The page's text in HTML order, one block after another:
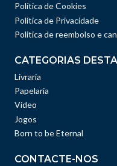
Política de Cookies
Política de Privacidade
Politica de reembolso e
CATEGORIAS
Livraria
Papelaria
Vídeo
Jogos
Born to be Eternal
CONTACTE-NOS